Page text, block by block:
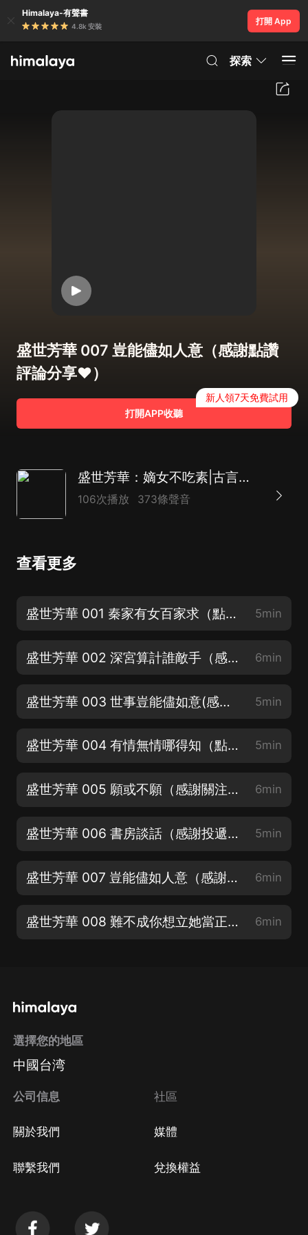
Himalaya-有聲書
4.8k 安裝
打開 App
探索
盛世芳華 007 豈能儘如人意（感謝點讚
評論分享♥）
打開APP收聽
新人領7天免費試用
盛世芳華：嫡女不吃素|古言雙強|AI多播
106次播放 373條聲音
查看更多
盛世芳華 001 秦家有女百家求（點擊訂閱可及時看到更新） 5min
盛世芳華 002 深宮算計誰敵手（感謝評論點讚投月票） 6min
盛世芳華 003 世事豈能儘如意(感謝訂閱關注） 5min
盛世芳華 004 有情無情哪得知（點擊訂閱不迷路~） 5min
盛世芳華 005 願或不願（感謝關注點讚評論） 6min
盛世芳華 006 書房談話（感謝投遞月票支持主播♥） 5min
盛世芳華 007 豈能儘如人意（感謝點讚評論分享♥） 6min
盛世芳華 008 難不成你想立她當正妃？（感謝投遞月票支持♥） 6min
選擇您的地區
中國台湾
公司信息
關於我們
聯繫我們
社區
媒體
兌換權益